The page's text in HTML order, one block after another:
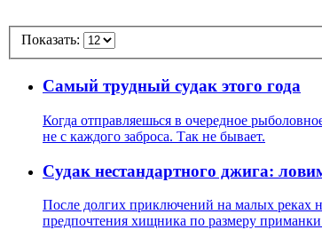
Показать:
Самый трудный судак этого года
Когда отправляешься в очередное
не с каждого заброса. Так не бывает.
Cудак нестандартного джига:
После долгих приключений на малых реках
предпочтения хищника по размеру